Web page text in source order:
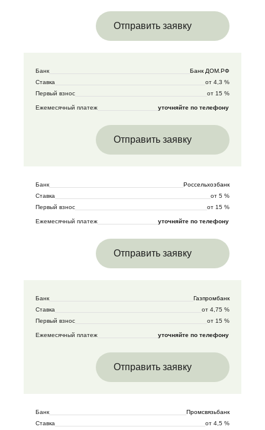
Отправить заявку
Банк
Банк ДОМ.РФ
Ставка
от 4,3 %
Первый взнос
от 15 %
Ежемесячный платеж уточняйте по телефону
Отправить заявку
Банк
Россельхозбанк
Ставка
от 5 %
Первый взнос
от 15 %
Ежемесячный платеж уточняйте по телефону
Отправить заявку
Банк
Газпромбанк
Ставка
от 4,75 %
Первый взнос
от 15 %
Ежемесячный платеж уточняйте по телефону
Отправить заявку
Банк
Промсвязьбанк
Ставка
от 4,5 %